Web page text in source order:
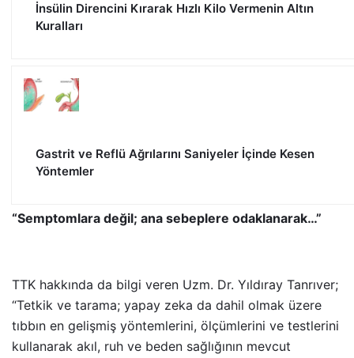
İnsülin Direncini Kırarak Hızlı Kilo Vermenin Altın
Kuralları
Gastrit ve Reflü Ağrılarını Saniyeler İçinde Kesen
Yöntemler
“Semptomlara değil; ana sebeplere odaklanarak…”
TTK hakkında da bilgi veren Uzm. Dr. Yıldıray Tanrıver;
“Tetkik ve tarama; yapay zeka da dahil olmak üzere
tıbbın en gelişmiş yöntemlerini, ölçümlerini ve testlerini
kullanarak akıl, ruh ve beden sağlığının mevcut